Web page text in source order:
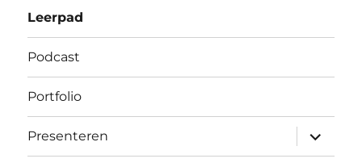
Leerpad
Podcast
Portfolio
Presenteren